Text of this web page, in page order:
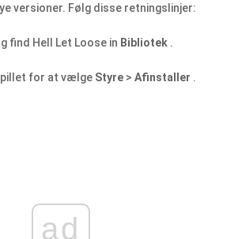
versioner. Følg disse retningslinjer:
find Hell Let Loose in Bibliotek .
for at vælge Styre > Afinstaller .
ad